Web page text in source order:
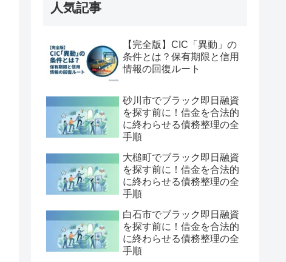
人気記事
【完全版】CIC「異動」の
条件とは？保有期限と信用
情報の回復ルート
砂川市でブラック即日融資
を探す前に！借金を合法的
に終わらせる債務整理の全
手順
大槌町でブラック即日融資
を探す前に！借金を合法的
に終わらせる債務整理の全
手順
白石市でブラック即日融資
を探す前に！借金を合法的
に終わらせる債務整理の全
手順